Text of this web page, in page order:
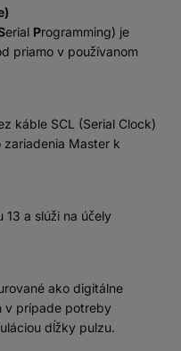
erial Programming) je
priamo v používanom
káble SCL (Serial Clock)
zariadenia Master k
13 a slúži na účely
ako digitálne
v prípade potreby
dĺžky pulzu.